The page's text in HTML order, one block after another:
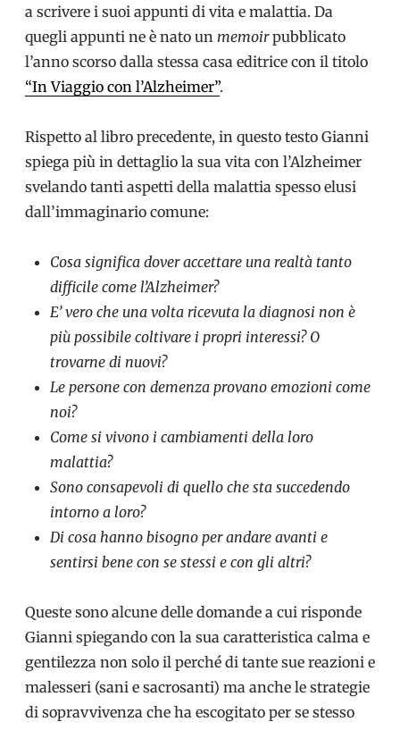
a scrivere i suoi appunti di vita e malattia. Da
quegli appunti ne è nato un memoirpubblicato
l’anno scorso dalla stessa casa editrice con il titolo
“In Viaggio con l’Alzheimer”.
Rispetto al libro precedente, in questo testo Gianni
spiega più in dettaglio la sua vita con l’Alzheimer
svelando tanti aspetti della malattia spesso elusi
dall’immaginario comune:
Cosa significa dover accettare una realtà tanto
difficile come l’Alzheimer?
E’ vero che una volta ricevuta la diagnosi non è
più possibile coltivare i propri interessi? O
trovarne di nuovi?
Le persone con demenza provano emozioni come
noi?
Come si vivono i cambiamenti della loro
malattia?
Sono consapevoli di quello che sta succedendo
intorno a loro?
Di cosa hanno bisogno per andare avanti e
sentirsi bene con se stessi e con gli altri?
Queste sono alcune delle domande a cui risponde
Gianni spiegando con la sua caratteristica calma e
gentilezza non solo il perché di tante sue reazioni e
malesseri (sani e sacrosanti) ma anche le strategie
di sopravvivenza che ha escogitato per se stesso